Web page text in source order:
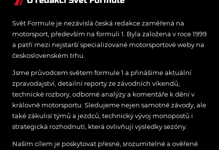
Svět Formule je nezávislá česká redakce zaměřená na
motorsport, především na formuli 1. Byla založena v roce 1999
a patří mezi nejstarší specializované motorsportové weby na
československém trhu.
Jsme průvodcem světem formule 1 a přinášíme aktuální
zpravodajství, detailní reporty ze závodních víkendů,
technické rozbory, odborné analýzy a komentáře k dění v
královně motorsportu. Sledujeme nejen samotné závody, ale
také zákulisí týmů a jezdců, technický vývoj monopostů i
strategická rozhodnutí, která ovlivňují výsledky sezóny.
Naším cílem je poskytovat přesné, srozumitelné a ověřené